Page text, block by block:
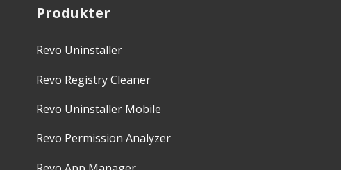
Produkter
Revo Uninstaller
Revo Registry Cleaner
Revo Uninstaller Mobile
Revo Permission Analyzer